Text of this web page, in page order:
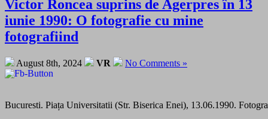
Victor Roncea suprins de Agerpres în 13
iunie 1990: O fotografie cu mine
fotografiind
August 8th, 2024 VR No Comments »
Bucuresti. Piața Universitatii (Str. Biserica Enei), 13.06.1990.